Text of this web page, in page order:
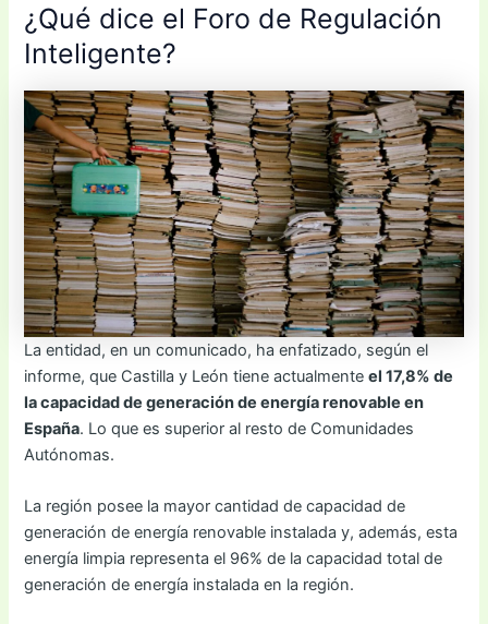
¿Qué dice el Foro de Regulación
Inteligente?
La entidad, en un comunicado, ha enfatizado, según el
informe, que Castilla y León tiene actualmenteel 17,8% de
la capacidad de generación de energía renovable en
España. Lo que es superior al resto de Comunidades
Autónomas.
La región posee la mayor cantidad de capacidad de
generación de energía renovable instalada y, además, esta
energía limpia representa el 96% de la capacidad total de
generación de energía instalada en la región.